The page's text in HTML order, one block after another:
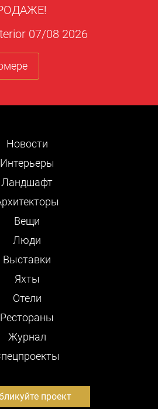
07/08 2026
Новости
Интерьеры
Ландшафт
Вещи
Люди
Выставки
Яхты
Отели
Рестораны
Журнал
проект